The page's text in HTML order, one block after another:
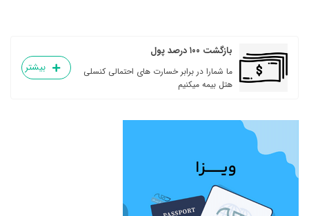
بازگشت ۱۰۰ درصد پول
ما شمارا در برابر خسارت های احتمالی کنسلی
هتل بیمه میکنیم
بیشتر